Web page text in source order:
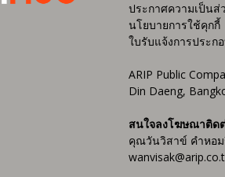
ประกาศความเป็นส่
นโยบายการใช้คุกกี้
ใบรับแจ้งการประ
ARIP Public
Din Daeng,
สนใจลงโฆษณาติด
คุณวันวิสาข์ คำหอม